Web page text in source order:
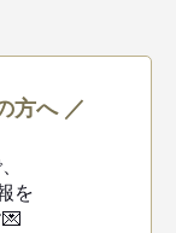
方へ ／
を